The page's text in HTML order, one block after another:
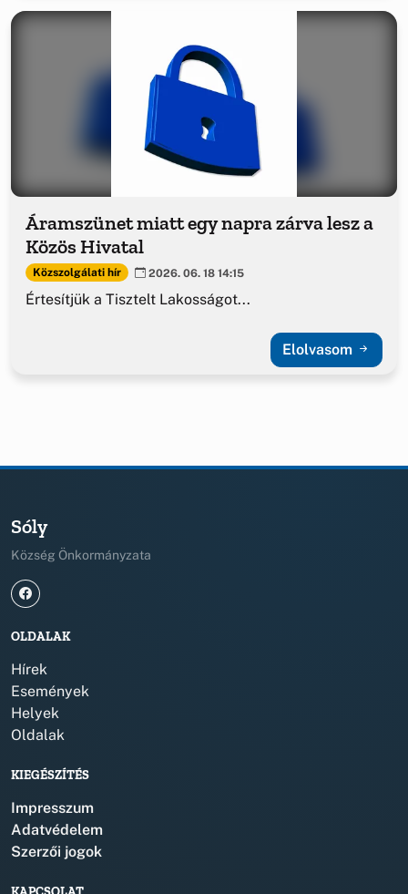
Áramszünet miatt egy napra zárva lesz a
Közös Hivatal
Közszolgálati hír 2026. 06. 18 14:15
Értesítjük a Tisztelt Lakosságot...
Elolvasom
Sóly
Község Önkormányzata
OLDALAK
Hírek
Események
Helyek
Oldalak
KIEGÉSZÍTÉS
Impresszum
Adatvédelem
Szerzői jogok